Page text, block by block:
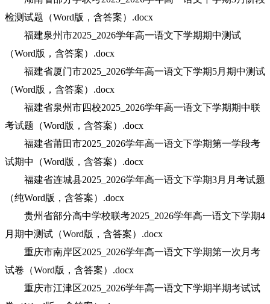
检测试题（Word版，含答案）.docx
福建泉州市2025_2026学年高一语文下学期期中测试
（Word版，含答案）.docx
福建省厦门市2025_2026学年高一语文下学期5月期中测试
（Word版，含答案）.docx
福建省泉州市四校2025_2026学年高一语文下学期期中联
考试题（Word版，含答案）.docx
福建省莆田市2025_2026学年高一语文下学期第一学段考
试期中（Word版，含答案）.docx
福建省连城县2025_2026学年高一语文下学期3月月考试题
（纯Word版，含答案）.docx
贵州省部分高中学校联考2025_2026学年高一语文下学期4
月期中测试（Word版，含答案）.docx
重庆市南岸区2025_2026学年高一语文下学期第一次月考
试卷（Word版，含答案）.docx
重庆市江津区2025_2026学年高一语文下学期半期考试试